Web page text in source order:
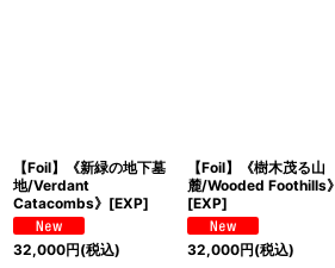
【Foil】《新緑の地下墓
地/Verdant
Catacombs》[EXP]
32,000円(税込)
【Foil】《樹木茂る山
麓/Wooded Foothills》
[EXP]
32,000円(税込)